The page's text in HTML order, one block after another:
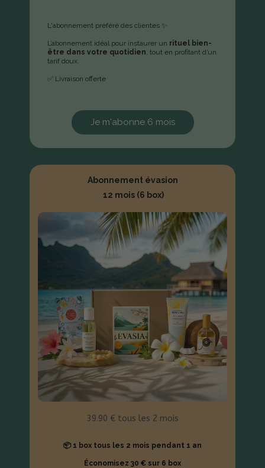
L'abonnement préféré des clientes ✨
L’abonnement idéal pour instaurer un rituel bien-
être dans votre quotidien , tout en profitant d’un
tarif doux.
✅ Livraison offerte
Je m'abonne 6 mois
Abonnement évasion
12 mois (6 box)
39.90 € tous les 2 mois
📦 1 box tous les 2 mois pendant 1 an
Économisez 30 € sur 6 box